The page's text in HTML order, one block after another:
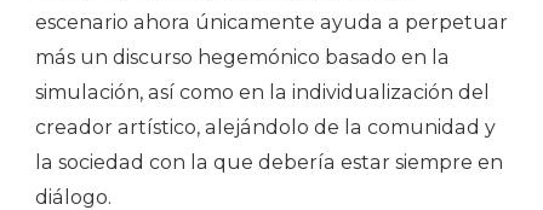
escenario ahora únicamente ayuda a perpetuar
más un discurso hegemónico basado en la
simulación, así como en la individualización del
creador artístico, alejándolo de la comunidad y
la sociedad con la que debería estar siempre en
diálogo.